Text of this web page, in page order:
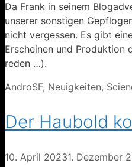
Da Frank in seinem
unserer sonstigen
nicht vergessen. Es gibt
Erscheinen und Produktion
reden …).
Kategorien
AndroSF, Neuigkeiten,
Der Haubold
10. April 20231. Dezember